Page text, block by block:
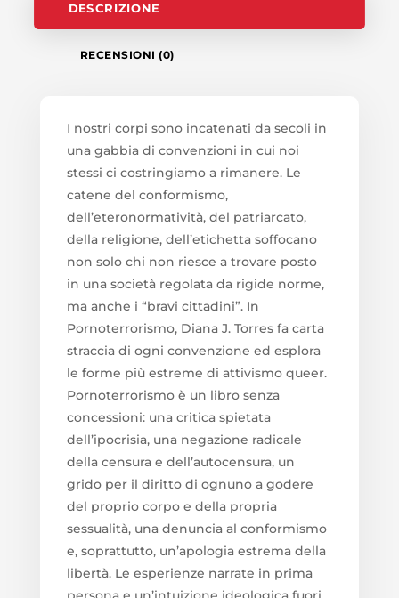
DESCRIZIONE
RECENSIONI (0)
I nostri corpi sono incatenati da secoli in
una gabbia di convenzioni in cui noi
stessi ci costringiamo a rimanere. Le
catene del conformismo,
dell’eteronormatività, del patriarcato,
della religione, dell’etichetta soffocano
non solo chi non riesce a trovare posto
in una società regolata da rigide norme,
ma anche i “bravi cittadini”. In
Pornoterrorismo, Diana J. Torres fa carta
straccia di ogni convenzione ed esplora
le forme più estreme di attivismo queer.
Pornoterrorismo è un libro senza
concessioni: una critica spietata
dell’ipocrisia, una negazione radicale
della censura e dell’autocensura, un
grido per il diritto di ognuno a godere
del proprio corpo e della propria
sessualità, una denuncia al conformismo
e, soprattutto, un’apologia estrema della
libertà. Le esperienze narrate in prima